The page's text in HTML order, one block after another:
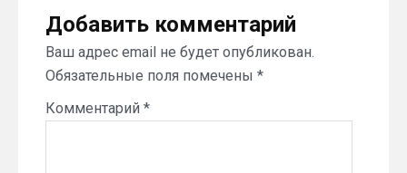
Добавить комментарий
Ваш адрес email не будет опубликован.
Обязательные поля помечены *
Комментарий *